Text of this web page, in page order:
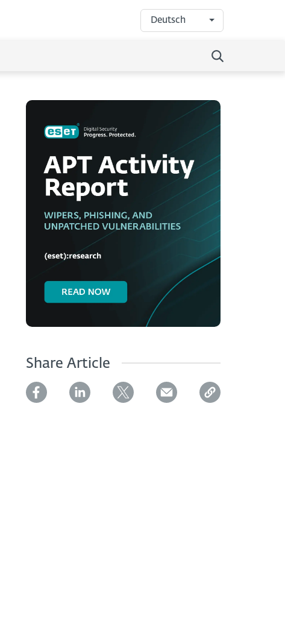
Deutsch
Share Article